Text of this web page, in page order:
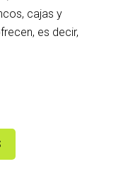
cajas y
es decir,